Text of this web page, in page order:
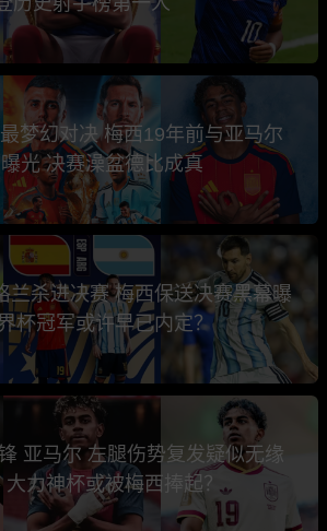
梦幻对决 梅西19年前与亚马尔
光 决赛澡盆德比成真
兰杀进决赛 梅西保送决赛黑幕曝
杯冠军或许早已内定？
亚马尔 左腿伤势复发疑似无缘
大力神杯或被梅西捧起？